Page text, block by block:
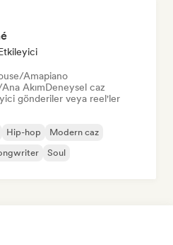
Amapiano
AkımDeneysel caz
gönderiler veya reel'ler
Hip-hop
Modern caz
Soul